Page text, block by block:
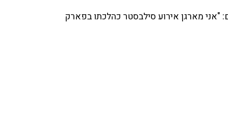
"אני מארגן אירוע סילבסטר כהלכתו בפארק